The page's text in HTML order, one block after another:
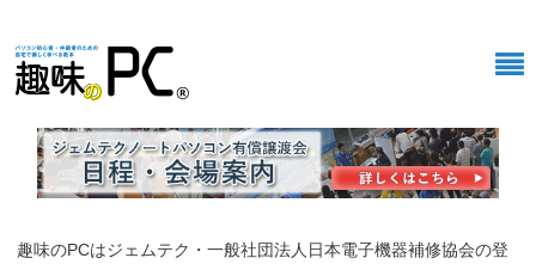
趣味のPCはジェムテク・一般社団法人日本電子機器補修協会の登